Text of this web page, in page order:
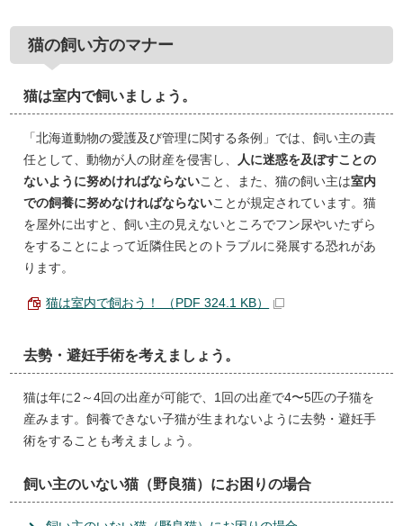
猫の飼い方のマナー
猫は室内で飼いましょう。
「北海道動物の愛護及び管理に関する条例」では、飼い主の責
任として、動物が人の財産を侵害し、
人に迷惑を及ぼすことの
ないように努めければならないこと、また、猫の飼い主は室内
での飼養に努めなければならないことが規定されています。猫
を屋外に出すと、飼い主の見えないところでフン尿やいたずら
をすることによって近隣住民とのトラブルに発展する恐れがあ
ります。
猫は室内で飼おう！ （PDF 324.1 KB）
去勢・避妊手術を考えましょう。
猫は年に2～4回の出産が可能で、1回の出産で4〜5匹の子猫を
産みます。飼養できない子猫が生まれないように去勢・避妊手
術をすることも考えましょう。
飼い主のいない猫（野良猫）にお困りの場合